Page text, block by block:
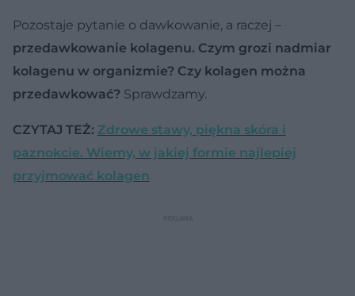
Pozostaje pytanie o dawkowanie, a raczej –
przedawkowanie kolagenu. Czym grozi nadmiar
kolagenu w organizmie? Czy kolagen można
przedawkować? Sprawdzamy.
CZYTAJ TEŻ: Zdrowe stawy, piękna skóra i
paznokcie. Wiemy, w jakiej formie najlepiej
przyjmować kolagen